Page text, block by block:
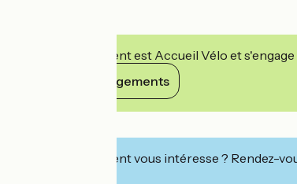
Cet établissement est Accueil Vélo et
Voir ses engagements
Cet établissement vous intéresse ? Rendez-